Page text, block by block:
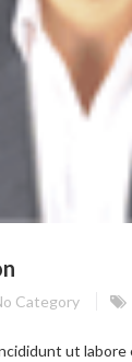
Category
ut labore